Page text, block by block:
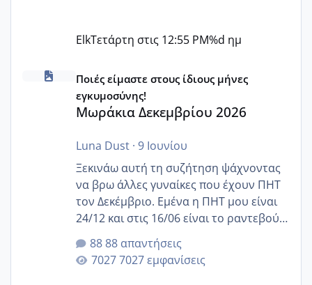
ElkΤετάρτη στις 12:55 PM%d ημ
Μωράκια Δεκεμβρίου 2026
Ποιές είμαστε στους ίδιους μήνες
εγκυμοσύνης!
Μωράκια Δεκεμβρίου 2026
Luna Dust· 9 Ιουνίου
Ξεκινάω αυτή τη συζήτηση ψάχνοντας
να βρω άλλες γυναίκες που έχουν ΠΗΤ
τον Δεκέμβριο. Εμένα η ΠΗΤ μου είναι
24/12 και στις 16/06 είναι το ραντεβού
της αυχενικής διαφάνειας. Έχω αρκετό
άγχος και οι μέρες δεν φαίνεται να
περνάνε με τίποτα.
88 απαντήσεις
7027 εμφανίσεις